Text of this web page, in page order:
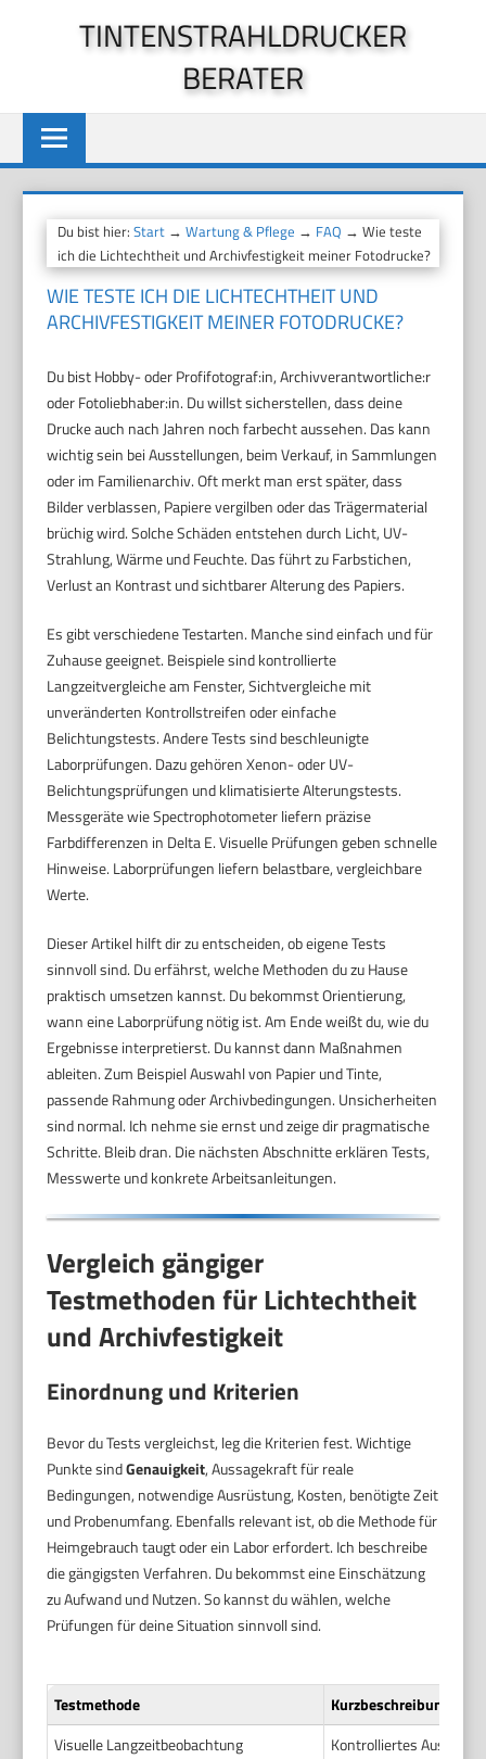
TINTENSTRAHLDRUCKER
BERATER
Du bist hier:Start →Wartung & Pflege → FAQ → Wie teste
ich die Lichtechtheit und Archivfestigkeit meiner Fotodrucke?
WIE TESTE ICH DIE LICHTECHTHEIT UND
ARCHIVFESTIGKEIT MEINER FOTODRUCKE?
Du bist Hobby- oder Profifotograf:in, Archivverantwortliche:r
oder Fotoliebhaber:in. Du willst sicherstellen, dass deine
Drucke auch nach Jahren noch farbecht aussehen. Das kann
wichtig sein bei Ausstellungen, beim Verkauf, in Sammlungen
oder im Familienarchiv. Oft merkt man erst später, dass
Bilder verblassen, Papiere vergilben oder das Trägermaterial
brüchig wird. Solche Schäden entstehen durch Licht, UV-
Strahlung, Wärme und Feuchte. Das führt zu Farbstichen,
Verlust an Kontrast und sichtbarer Alterung des Papiers.
Es gibt verschiedene Testarten. Manche sind einfach und für
Zuhause geeignet. Beispiele sind kontrollierte
Langzeitvergleiche am Fenster, Sichtvergleiche mit
unveränderten Kontrollstreifen oder einfache
Belichtungstests. Andere Tests sind beschleunigte
Laborprüfungen. Dazu gehören Xenon- oder UV-
Belichtungsprüfungen und klimatisierte Alterungstests.
Messgeräte wie Spectrophotometer liefern präzise
Farbdifferenzen in Delta E. Visuelle Prüfungen geben schnelle
Hinweise. Laborprüfungen liefern belastbare, vergleichbare
Werte.
Dieser Artikel hilft dir zu entscheiden, ob eigene Tests
sinnvoll sind. Du erfährst, welche Methoden du zu Hause
praktisch umsetzen kannst. Du bekommst Orientierung,
wann eine Laborprüfung nötig ist. Am Ende weißt du, wie du
Ergebnisse interpretierst. Du kannst dann Maßnahmen
ableiten. Zum Beispiel Auswahl von Papier und Tinte,
passende Rahmung oder Archivbedingungen. Unsicherheiten
sind normal. Ich nehme sie ernst und zeige dir pragmatische
Schritte. Bleib dran. Die nächsten Abschnitte erklären Tests,
Messwerte und konkrete Arbeitsanleitungen.
Vergleich gängiger
Testmethoden für Lichtechtheit
und Archivfestigkeit
Einordnung und Kriterien
Bevor du Tests vergleichst, leg die Kriterien fest. Wichtige
Punkte sindGenauigkeit, Aussagekraft für reale
Bedingungen, notwendige Ausrüstung, Kosten, benötigte Zeit
und Probenumfang. Ebenfalls relevant ist, ob die Methode für
Heimgebrauch taugt oder ein Labor erfordert. Ich beschreibe
die gängigsten Verfahren. Du bekommst eine Einschätzung
zu Aufwand und Nutzen. So kannst du wählen, welche
Prüfungen für deine Situation sinnvoll sind.
Testmethode
Kurzbeschreibung
Visuelle Langzeitbeobachtung
Kontrolliertes